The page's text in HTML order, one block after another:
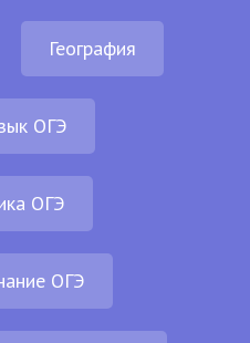
География
ОГЭ
ОГЭ
ОГЭ